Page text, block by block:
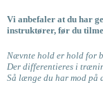
Vi anbefaler at du har
instruktører, før du
Nævnte hold er hold for
Der differentieres i
Så længe du har mod på